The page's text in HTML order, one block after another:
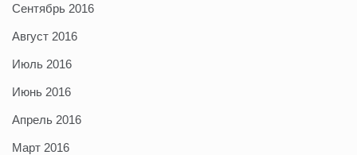
Сентябрь 2016
Август 2016
Июль 2016
Июнь 2016
Апрель 2016
Март 2016